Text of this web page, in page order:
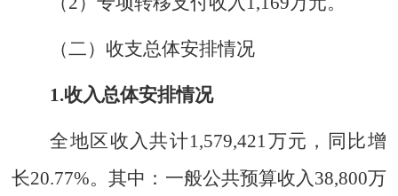
（二）收支总体安排情况
1.收入总体安排情况
全地区收入共计1,579,421 万元， 同比增
长20.77%。其中： 一般公共预算收入 38,800万